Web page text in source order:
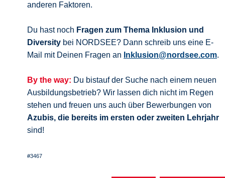
anderen Faktoren.
Du hast noch Fragen zum Thema Inklusion und
Diversity bei NORDSEE? Dann schreib uns eine E-
Mail mit Deinen Fragen an Inklusion@nordsee.com.
By the way: Du bistauf der Suche nach einem neuen
Ausbildungsbetrieb? Wir lassen dich nicht im Regen
stehen und freuen uns auch über Bewerbungen von
Azubis, die bereits im ersten oder zweiten Lehrjahr
sind!
#3467